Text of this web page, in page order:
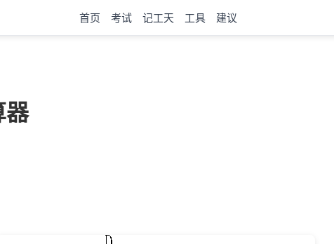
首页 考试 记工天 工具 建议
器